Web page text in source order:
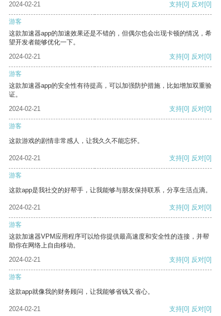
2024-02-21
支持[0] 反对[0]
游客
这款加速器app的加速效果还是不错的，但偶尔也会出现卡顿的情况，希
望开发者能够优化一下。
2024-02-21
支持[0] 反对[0]
游客
这款加速器app的安全性有待提高，可以加强防护措施，比如增加双重验
证。
2024-02-21
支持[0] 反对[0]
游客
这款游戏的剧情非常感人，让我久久不能忘怀。
2024-02-21 支持[0] 反对[0]
游客
这款app是我社交的好帮手，让我能够与朋友保持联系，分享生活点滴。
2024-02-21 支持[0] 反对[0]
游客
这款加速器VPM应用程序可以给你提供最高速度和安全性的连接，并帮
助你在网络上自由移动。
2024-02-21
支持[0] 反对[0]
游客
这款app就像我的财务顾问，让我能够省钱又省心。
2024-02-21 支持[0] 反对[0]